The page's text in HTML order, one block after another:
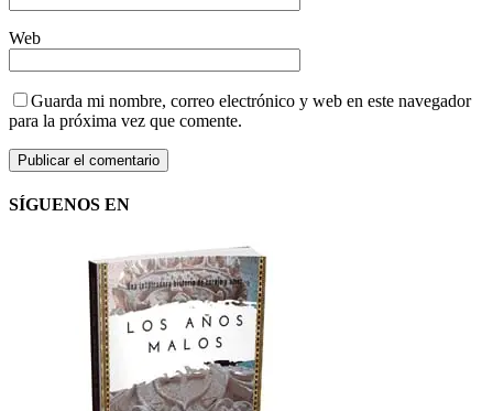
Web
Guarda mi nombre, correo electrónico y web en este navegador
para la próxima vez que comente.
SÍGUENOS EN